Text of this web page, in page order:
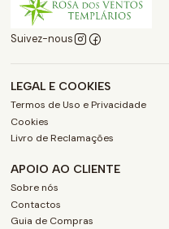
Suivez-nous
LEGAL E COOKIES
Termos de Uso e Privacidade
Cookies
Livro de Reclamações
APOIO AO CLIENTE
Sobre nós
Contactos
Guia de Compras